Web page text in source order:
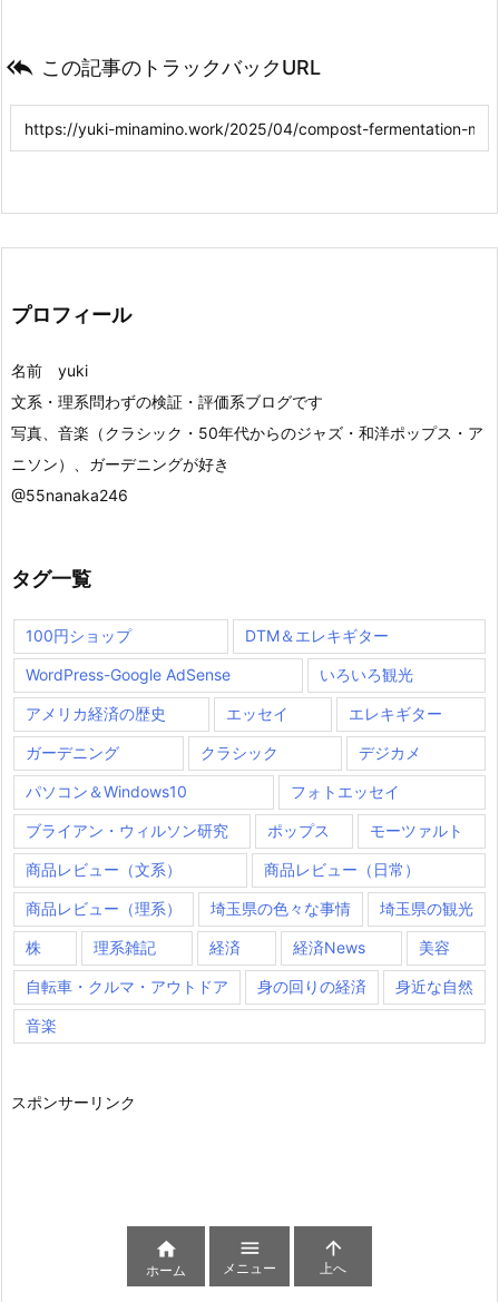
 この記事のトラックバックURL
プロフィール
名前 yuki
文系・理系問わずの検証・評価系ブログです
写真、音楽（クラシック・50年代からのジャズ・和洋ポップス・ア
ニソン）、ガーデニングが好き
@55nanaka246
タグ一覧
100円ショップ DTM＆エレキギター
WordPress-Google AdSense いろいろ観光
アメリカ経済の歴史 エッセイ エレキギター
ガーデニング クラシック デジカメ
パソコン＆Windows10 フォトエッセイ
ブライアン・ウィルソン研究 ポップス モーツァルト
商品レビュー（文系） 商品レビュー（日常）
商品レビュー（理系） 埼玉県の色々な事情 埼玉県の観光
株 理系雑記 経済 経済News 美容
自転車・クルマ・アウトドア 身の回りの経済 身近な自然
音楽
スポンサーリンク

ホーム

メニュー

上へ